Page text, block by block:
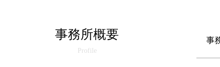
事務所概要
Profile
事